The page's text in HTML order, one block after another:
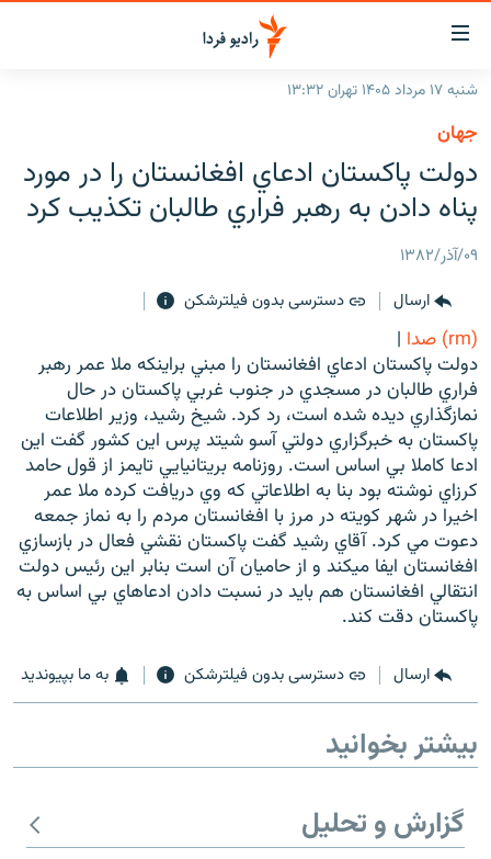
لینک‌های
قابلیت
دسترسی
بازگشت
منوی
اصلی
رفتن
صفحه
جستجو
ایران
جهان
رادیو
برنامه‌های رادیویی
فرکانس‌ها
پادکست
چندرسانه‌ای
گزارش‌های تصویری
گزارش‌های ویدئویی
زنان فردا
English
به ما بپیوندید
زبان‌های دیگر
شنبه ۱۷ مرداد ۱۴۰۵ تهران ۱۳:۳۲
جهان
دولت پاكستان ادعاي افغانستان را در مورد
پناه دادن به رهبر فراري طالبان تكذيب كرد
۰۹/آذر/۱۳۸۲
ارسال
دسترسی بدون فیلترشکن
(rm) صدا
|
دولت پاكستان ادعاي افغانستان را مبني براينكه ملا عمر رهبر
فراري طالبان در مسجدي در جنوب غربي پاكستان در حال
نمازگذاري ديده شده است، رد كرد. شيخ رشيد، وزير اطلاعات
پاكستان به خبرگزاري دولتي آسو شيتد پرس اين كشور گفت اين
ادعا كاملا بي اساس است. روزنامه بريتانيايي تايمز از قول حامد
كرزاي نوشته بود بنا به اطلاعاتي كه وي دريافت كرده ملا عمر
اخيرا در شهر كويته در مرز با افغانستان مردم را به نماز جمعه
دعوت مي كرد. آقاي رشيد گفت پاكستان نقشي فعال در بازسازي
افغانستان ايفا ميكند و از حاميان آن است بنابر اين رئيس دولت
انتقالي افغانستان هم بايد در نسبت دادن ادعاهاي بي اساس به
پاكستان دقت كند.
ارسال دسترسی بدون فیلترشکن به ما بپیوندید
بیشتر بخوانید
گزارش و تحلیل